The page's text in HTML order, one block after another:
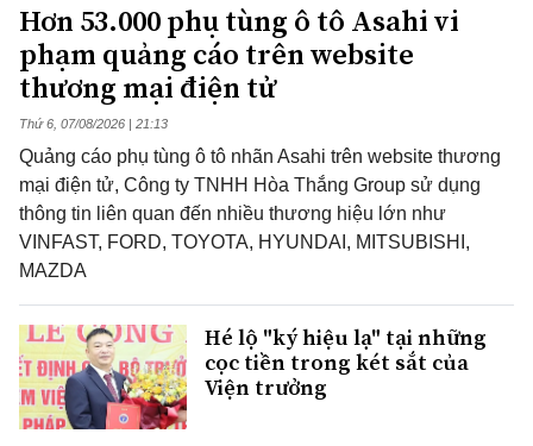
Hơn 53.000 phụ tùng ô tô Asahi vi
phạm quảng cáo trên website
thương mại điện tử
Thứ 6, 07/08/2026 | 21:13
Quảng cáo phụ tùng ô tô nhãn Asahi trên website thương
mại điện tử, Công ty TNHH Hòa Thắng Group sử dụng
thông tin liên quan đến nhiều thương hiệu lớn như
VINFAST, FORD, TOYOTA, HYUNDAI, MITSUBISHI,
MAZDA
Hé lộ "ký hiệu lạ" tại những
cọc tiền trong két sắt của
Viện trưởng